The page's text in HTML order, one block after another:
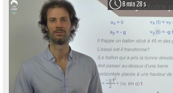
8 min 28 s